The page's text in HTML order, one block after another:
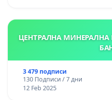
ЦЕНТРАЛНА
3 479 подписи
130 Подписи / 7 дни
12 Feb 2025